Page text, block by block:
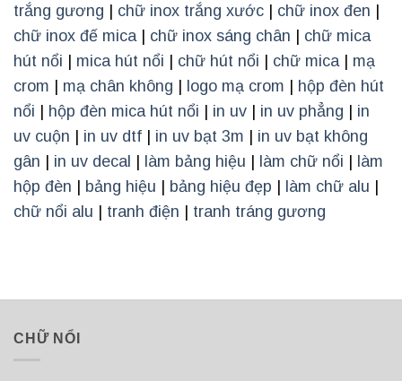
trắng gương | chữ inox trắng xước | chữ inox đen |
chữ inox đế mica | chữ inox sáng chân | chữ mica
hút nổi | mica hút nổi | chữ hút nổi | chữ mica | mạ
crom | mạ chân không | logo mạ crom | hộp đèn hút
nổi | hộp đèn mica hút nổi | in uv | in uv phẳng | in
uv cuộn | in uv dtf | in uv bạt 3m | in uv bạt không
gân | in uv decal | làm bảng hiệu | làm chữ nổi | làm
hộp đèn | bảng hiệu | bảng hiệu đẹp | làm chữ alu |
chữ nổi alu | tranh điện | tranh tráng gương
CHỮ NỔI